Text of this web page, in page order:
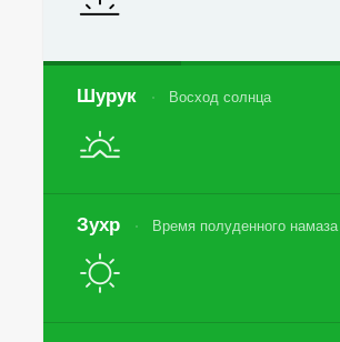
Шурук Восход солнца
Зухр Время полуденного намаза